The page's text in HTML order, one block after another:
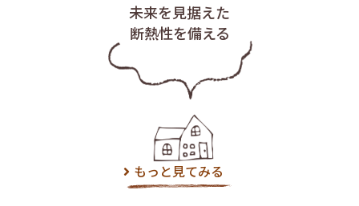
未来を見据えた
断熱性を備える
もっと見てみる